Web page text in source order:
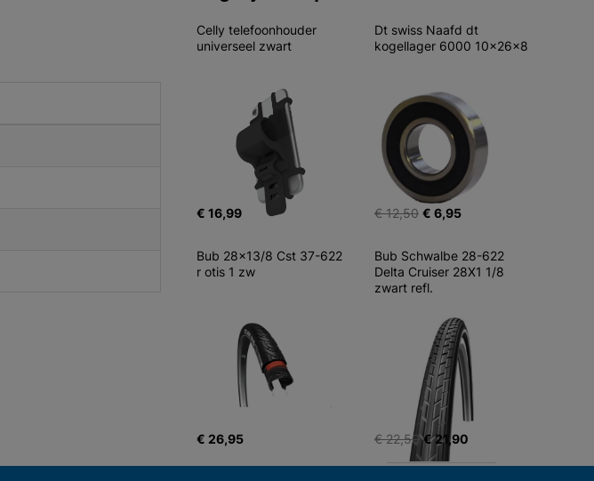
Celly telefoonhouder
universeel zwart
€ 16,99
Dt swiss Naafd dt
kogellager 6000 10x26x8
€ 12,50 € 6,95
Bub 28x13/8 Cst 37-622
r otis 1 zw
€ 26,95
Bub Schwalbe 28-622
Delta Cruiser 28X1 1/8
zwart refl.
€ 22,50 € 21,90